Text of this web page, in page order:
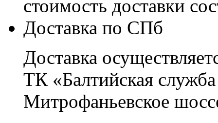
стоимость доставки
Доставка по СПб
Доставка
ТК «Балтийская
Митрофаньевское